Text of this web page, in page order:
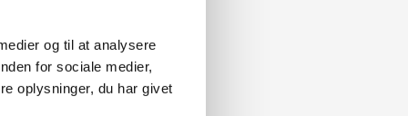
og til at analysere
for sociale medier,
oplysninger, du har givet